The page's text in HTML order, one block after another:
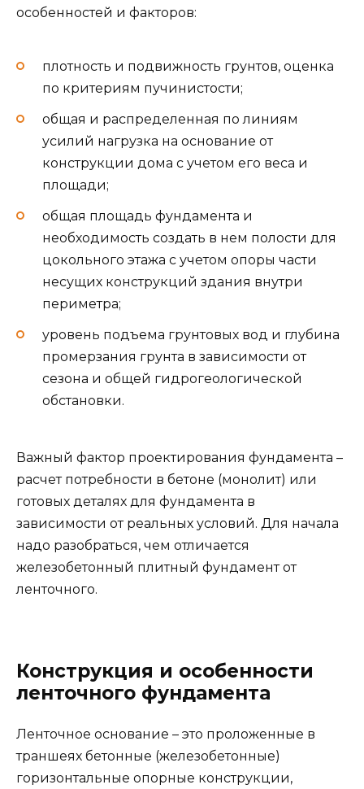
особенностей и факторов:
плотность и подвижность грунтов, оценка
по критериям пучинистости;
общая и распределенная по линиям
усилий нагрузка на основание от
конструкции дома с учетом его веса и
площади;
общая площадь фундамента и
необходимость создать в нем полости для
цокольного этажа с учетом опоры части
несущих конструкций здания внутри
периметра;
уровень подъема грунтовых вод и глубина
промерзания грунта в зависимости от
сезона и общей гидрогеологической
обстановки.
Важный фактор проектирования фундамента –
расчет потребности в бетоне (монолит) или
готовых деталях для фундамента в
зависимости от реальных условий. Для начала
надо разобраться, чем отличается
железобетонный плитный фундамент от
ленточного.
Конструкция и особенности
ленточного фундамента
Ленточное основание – это проложенные в
траншеях бетонные (железобетонные)
горизонтальные опорные конструкции,